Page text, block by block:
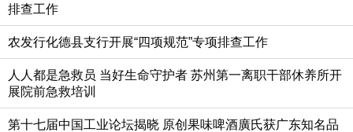
排查工作
农发行化德县支行开展“四项规范”专项排查工作
人人都是急救员 当好生命守护者 苏州第一离职干部休养所开
展院前急救培训
第十七届中国工业论坛揭晓 原创果味啤酒廣氏获广东知名品